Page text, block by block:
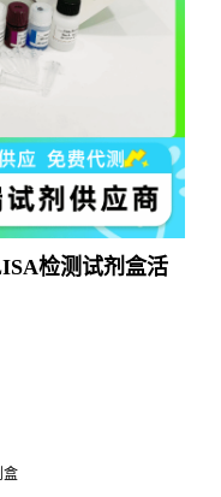
检测试剂盒活
盒